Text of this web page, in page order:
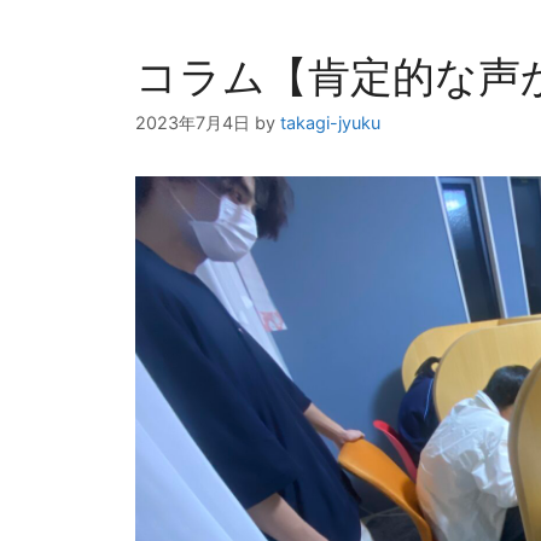
コラム【肯定的な声
2023年7月4日 by takagi-jyuku